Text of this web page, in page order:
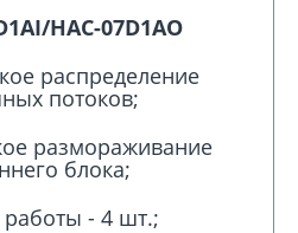
HAC-07D1AO
распределение
потоков;
размораживание
блока;
- 4 шт.;